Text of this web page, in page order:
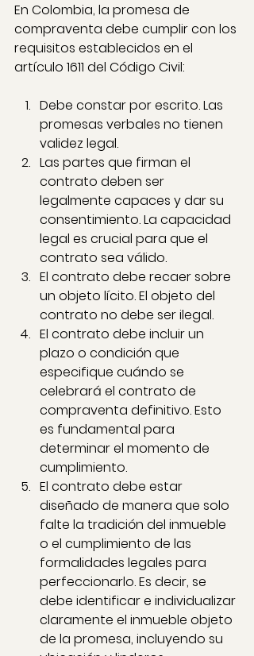
En Colombia, la promesa de
compraventa debe cumplir con los
requisitos establecidos en el
artículo 1611 del Código Civil:
Debe constar por escrito. Las
promesas verbales no tienen
validez legal.
Las partes que firman el
contrato deben ser
legalmente capaces y dar su
consentimiento. La capacidad
legal es crucial para que el
contrato sea válido.
El contrato debe recaer sobre
un objeto lícito. El objeto del
contrato no debe ser ilegal.
El contrato debe incluir un
plazo o condición que
especifique cuándo se
celebrará el contrato de
compraventa definitivo. Esto
es fundamental para
determinar el momento de
cumplimiento.
El contrato debe estar
diseñado de manera que solo
falte la tradición del inmueble
o el cumplimiento de las
formalidades legales para
perfeccionarlo. Es decir, se
debe identificar e individualizar
claramente el inmueble objeto
de la promesa, incluyendo su